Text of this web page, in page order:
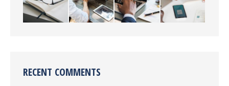
RECENT COMMENTS